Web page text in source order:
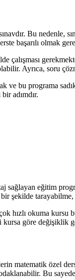
Bu
başarılı olmak
çalışması
Ayrıca, soru
ve bu programa
adımdır.
eğitim
şekilde
hızlı okuma
göre değişiklik
matematik özel
Bu